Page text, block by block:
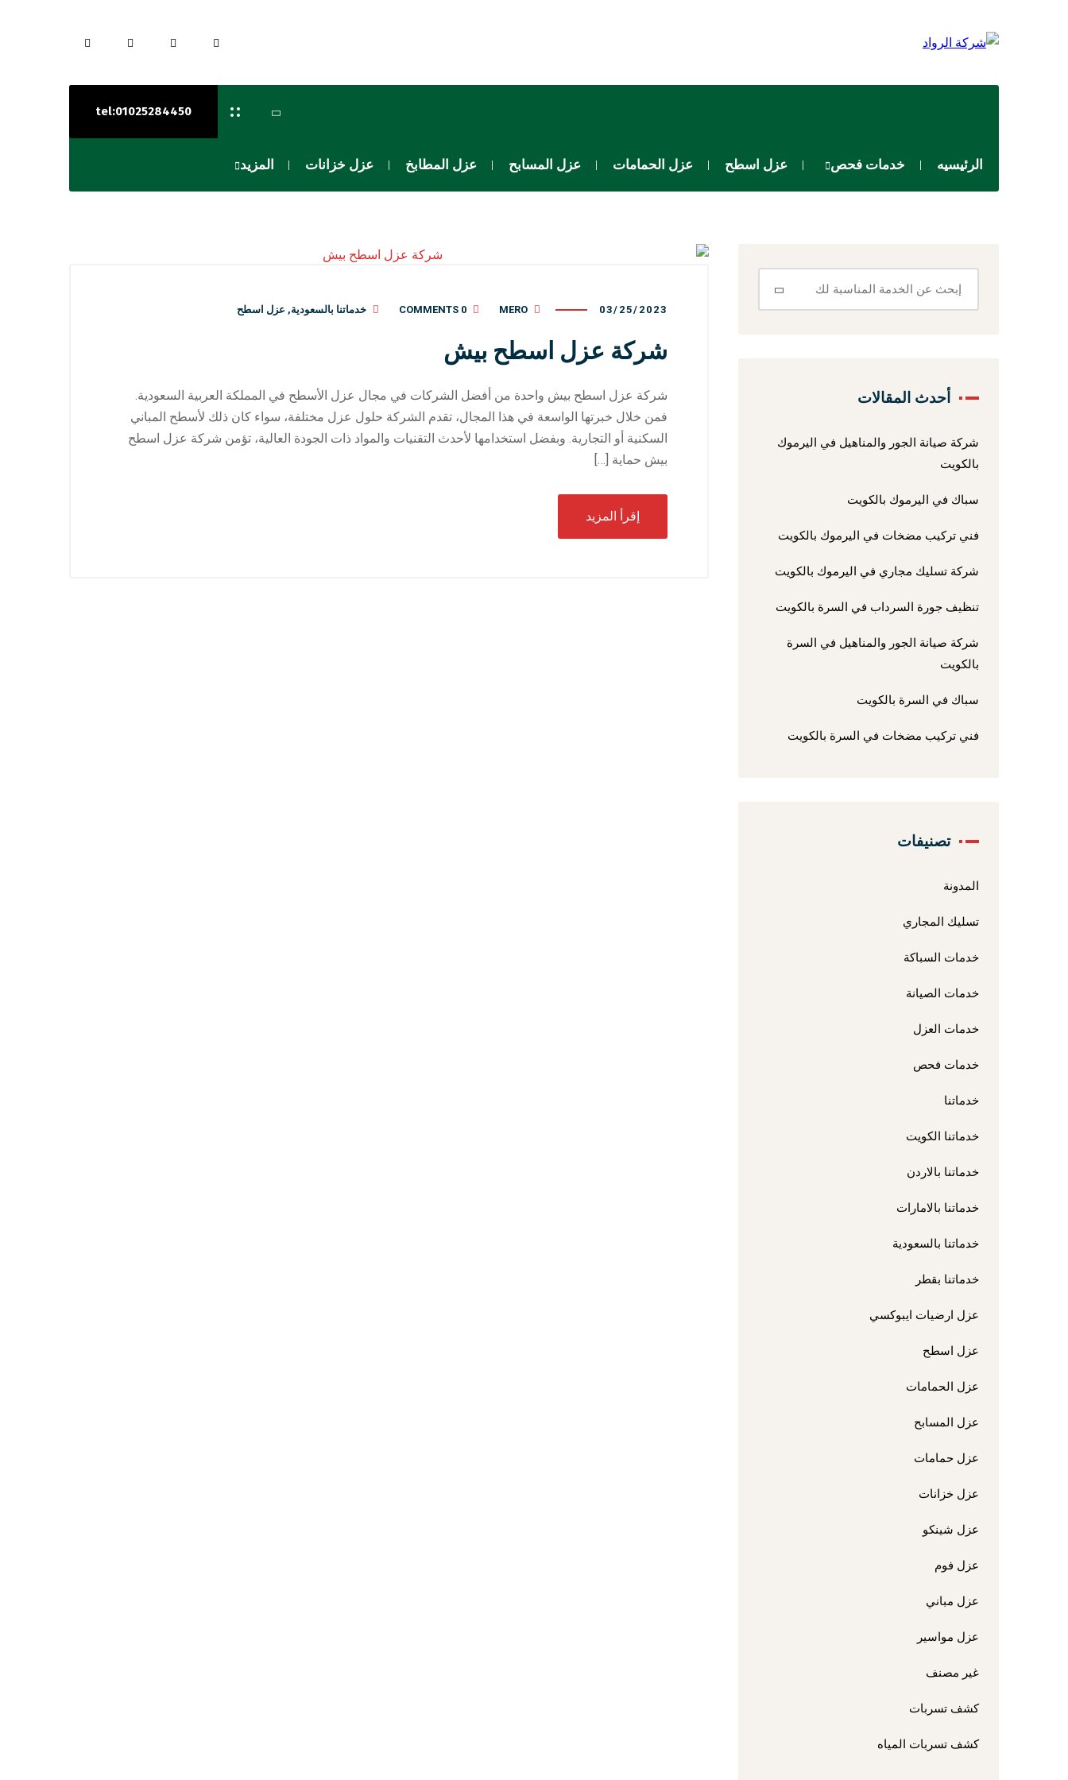
tel:01025284450
الرئيسيه خدمات فحص عزل اسطح عزل الحمامات عزل المسابح عزل المطابخ عزل خزانات المزيد
03/25/2023
MERO
0 COMMENTS خدماتنا بالسعودية, عزل اسطح
شركة عزل اسطح بيش
شركة عزل اسطح بيش واحدة من أفضل الشركات في مجال عزل الأسطح في المملكة العربية السعودية.
فمن خلال خبرتها الواسعة في هذا المجال، تقدم الشركة حلول عزل مختلفة، سواء كان ذلك لأسطح المباني
السكنية أو التجارية. وبفضل استخدامها لأحدث التقنيات والمواد ذات الجودة العالية، تؤمن شركة عزل اسطح
بيش حماية […]
إقرأ المزيد
أحدث المقالات
شركة صيانة الجور والمناهيل في اليرموك
بالكويت
سباك في اليرموك بالكويت
فني تركيب مضخات في اليرموك بالكويت
شركة تسليك مجاري في اليرموك بالكويت
تنظيف جورة السرداب في السرة بالكويت
شركة صيانة الجور والمناهيل في السرة
بالكويت
سباك في السرة بالكويت
فني تركيب مضخات في السرة بالكويت
تصنيفات
المدونة
تسليك المجاري
خدمات السباكة
خدمات الصيانة
خدمات العزل
خدمات فحص
خدماتنا
خدماتنا الكويت
خدماتنا بالاردن
خدماتنا بالامارات
خدماتنا بالسعودية
خدماتنا بقطر
عزل ارضيات ايبوكسي
عزل اسطح
عزل الحمامات
عزل المسابح
عزل حمامات
عزل خزانات
عزل شينكو
عزل فوم
عزل مباني
عزل مواسير
غير مصنف
كشف تسربات
كشف تسربات المياه